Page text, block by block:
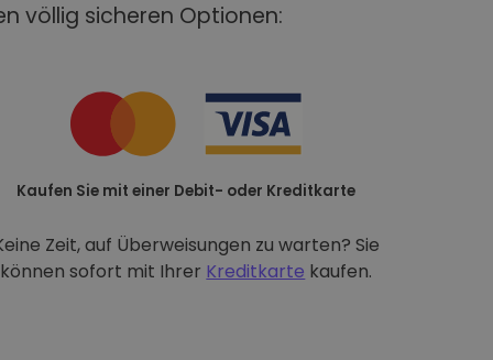
völlig sicheren Optionen:
Kaufen Sie mit einer Debit- oder Kreditkarte
Zeit, auf Überweisungen zu warten? Sie
können sofort mit Ihrer Kreditkarte kaufen.